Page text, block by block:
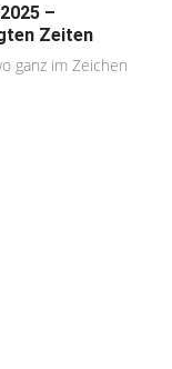
–
Zeiten
ganz im Zeichen